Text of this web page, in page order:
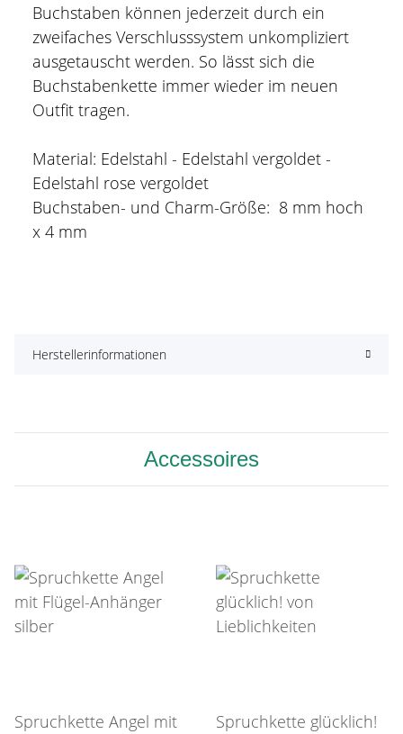
Buchstaben können jederzeit durch ein
zweifaches Verschlusssystem unkompliziert
ausgetauscht werden. So lässt sich die
Buchstabenkette immer wieder im neuen
Outfit tragen.
Material: Edelstahl - Edelstahl vergoldet -
Edelstahl rose vergoldet
Buchstaben- und Charm-Größe: 8 mm hoch
x 4 mm
Herstellerinformationen
Accessoires
Spruchkette Angel mit
Spruchkette glücklich!